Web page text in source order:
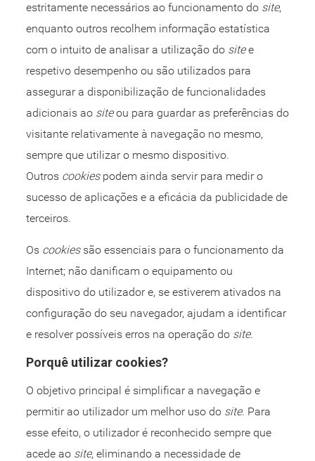
estritamente necessários ao funcionamento do site,
enquanto outros recolhem informação estatística
com o intuito de analisar a utilização do sitee
respetivo desempenho ou são utilizados para
assegurar a disponibilização de funcionalidades
adicionais ao siteou para guardar as preferências do
visitante relativamente à navegação no mesmo,
sempre que utilizar o mesmo dispositivo.
Outros cookiespodem ainda servir para medir o
sucesso de aplicações e a eficácia da publicidade de
terceiros.
Os cookiessão essenciais para o funcionamento da
Internet; não danificam o equipamento ou
dispositivo do utilizador e, se estiverem ativados na
configuração do seu navegador, ajudam a identificar
e resolver possíveis erros na operação do site.
Porquê utilizar cookies?
O objetivo principal é simplificar a navegação e
permitir ao utilizador um melhor uso do site. Para
esse efeito, o utilizador é reconhecido sempre que
acede ao site, eliminando a necessidade de